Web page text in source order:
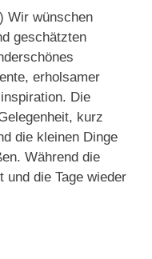
Wir wünschen
geschätzten
erholsamer
Die
kurz
die kleinen Dinge
Während die
und die Tage wieder